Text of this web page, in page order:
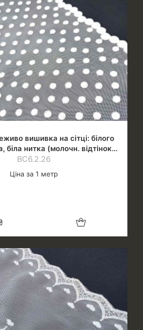
вишивка на сітці: білого
біла нитка (молочн. відтінок),
шир.22,5 см
ВС6.2.26
Ціна за 1 метр
Додати в кошик